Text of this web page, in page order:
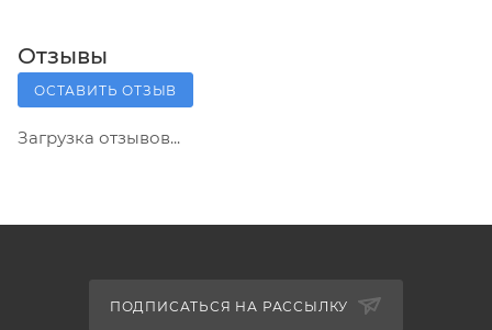
Отзывы
ОСТАВИТЬ ОТЗЫВ
Загрузка отзывов...
ПОДПИСАТЬСЯ НА РАССЫЛКУ